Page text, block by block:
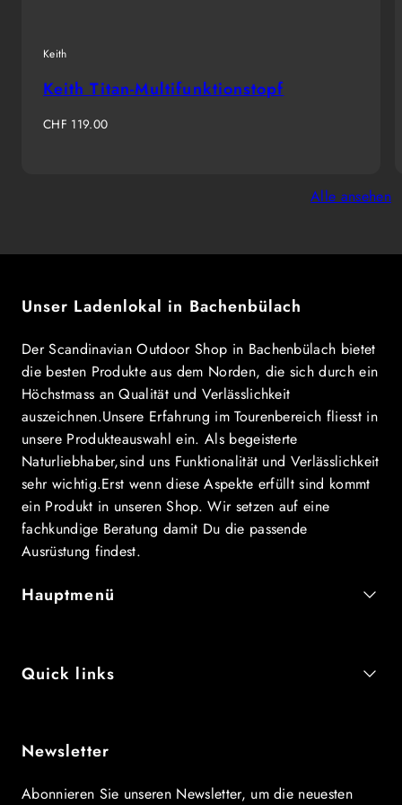
Keith
Keith Titan-Multifunktionstopf
Regulärer
CHF 119.00
Alle ansehen
Unser Ladenlokal in Bachenbülach
Der Scandinavian Outdoor Shop in Bachenbülach bietet
die besten Produkte aus dem Norden, die sich durch ein
Höchstmass an Qualität und Verlässlichkeit
auszeichnen.Unsere Erfahrung im Tourenbereich fliesst in
unsere Produkteauswahl ein. Als begeisterte
Naturliebhaber,sind uns Funktionalität und Verlässlichkeit
sehr wichtig.Erst wenn diese Aspekte erfüllt sind kommt
ein Produkt in unseren Shop. Wir setzen auf eine
fachkundige Beratung damit Du die passende
Ausrüstung findest.
Hauptmenü
Quick links
Newsletter
Abonnieren Sie unseren Newsletter, um die neuesten